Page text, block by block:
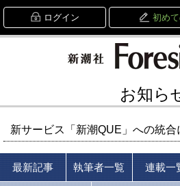
ログイン 初め
お知ら
新サービス「新潮QUE」への統合
最新記事 執筆者一覧 連載一